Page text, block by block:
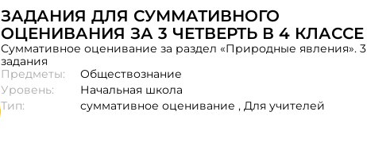
ЗАДАНИЯ ДЛЯ СУММАТИВНОГО
ОЦЕНИВАНИЯ ЗА 3 ЧЕТВЕРТЬ В 4 КЛАССЕ
Суммативное оценивание за раздел «Природные явления». 3
задания
Предметы:
Обществознание
Уровень:
Начальная школа
Тип:
суммативное оценивание , Для учителей